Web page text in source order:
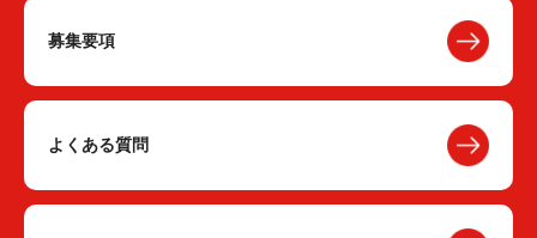
募集要項
よくある質問